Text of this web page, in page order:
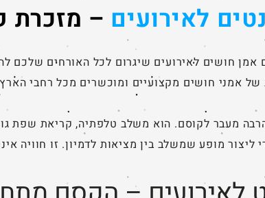
לאירועים – מזכרת
חושים לאירועים שיגרום לכל האורחים שלכם
של אמני חושים מקצועיים ומוכשרים מכל רחבי
מעבר לקוסם. הוא משלב טלפתיה, קריאת שפת
ליצור מופע שמשלב בין מציאות לדמיון. זו חוויה